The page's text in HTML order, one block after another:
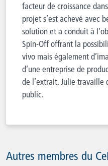
facteur de croissance
projet s’est achevé avec
solution et a conduit à
Spin-Off offrant la
vivo mais également
d’une entreprise de
de l’extrait. Julie travaille
public.
Autres membres du